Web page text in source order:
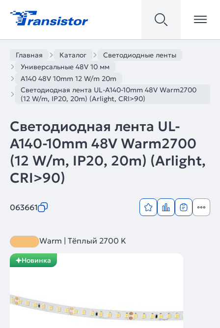
Главная Каталог
Светодиодные ленты
Универсальные 48V 10 мм
A140 48V 10mm 12 W/m 20m
Светодиодная лента UL-A140-10mm 48V Warm2700
(12 W/m, IP20, 20m) (Arlight, CRI>90)
Светодиодная лента UL-
A140-10mm 48V Warm2700
(12 W/m, IP20, 20m) (Arlight,
CRI>90)
063661
Warm | Тёплый 2700 K
Новинка